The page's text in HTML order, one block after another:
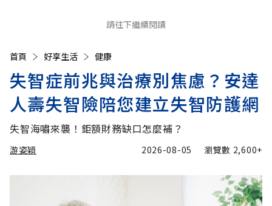
請往下繼續閱讀
首頁 好享生活 健康
失智症前兆與治療別焦慮？安達
人壽失智險陪您建立失智防護網
失智海嘯來襲！鉅額財務缺口怎麼補？
游姿穎 2026-08-05 瀏覽數 2,600+